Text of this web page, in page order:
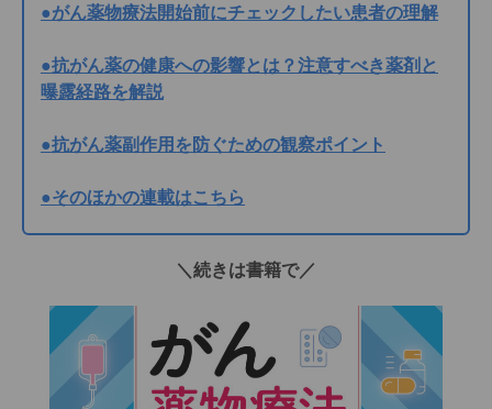
●がん薬物療法開始前にチェックしたい患者の理解
●抗がん薬の健康への影響とは？注意すべき薬剤と
曝露経路を解説
●抗がん薬副作用を防ぐための観察ポイント
●そのほかの連載はこちら
＼続きは書籍で／